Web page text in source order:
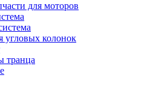
для моторов
угловых колонок
транца